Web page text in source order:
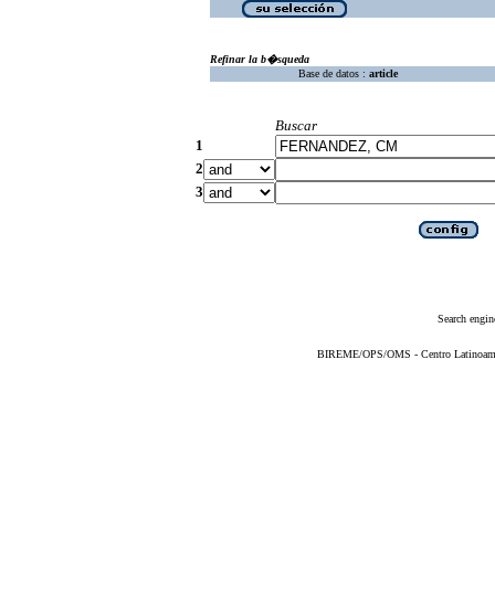
Refinar la b�squeda
Base de datos : article
Buscar
1
2
3
Search
BIREME/OPS/OMS - Centro